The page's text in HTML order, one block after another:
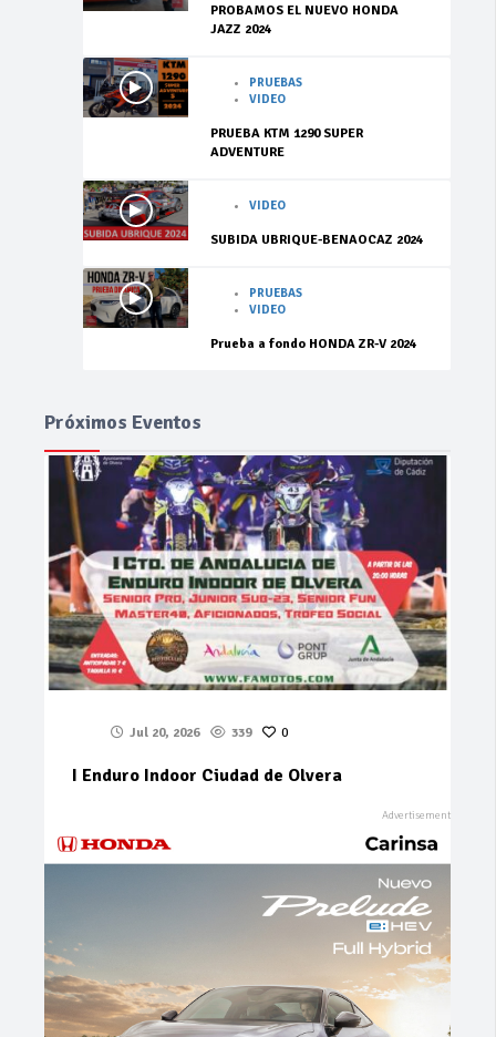
PROBAMOS EL NUEVO HONDA
JAZZ 2024
PRUEBAS
VIDEO
PRUEBA KTM 1290 SUPER
ADVENTURE
VIDEO
SUBIDA UBRIQUE-BENAOCAZ 2024
PRUEBAS
VIDEO
Prueba a fondo HONDA ZR-V 2024
Próximos Eventos
Jul 20, 2026 339 0
I Enduro Indoor Ciudad de Olvera